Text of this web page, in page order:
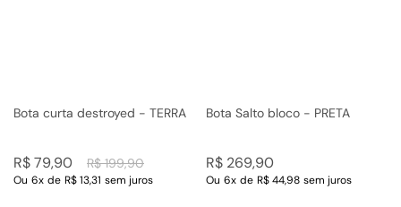
Bota curta destroyed - TERRA
R$ 199,90
R$79,90
Ou 6x de R$ 13,31 sem juros
Bota Salto bloco - PRETA
R$ 269,90
Ou 6x de R$ 44,98 sem juros